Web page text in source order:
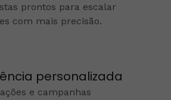
prontos para escalar
com mais precisão.
personalizada
e campanhas